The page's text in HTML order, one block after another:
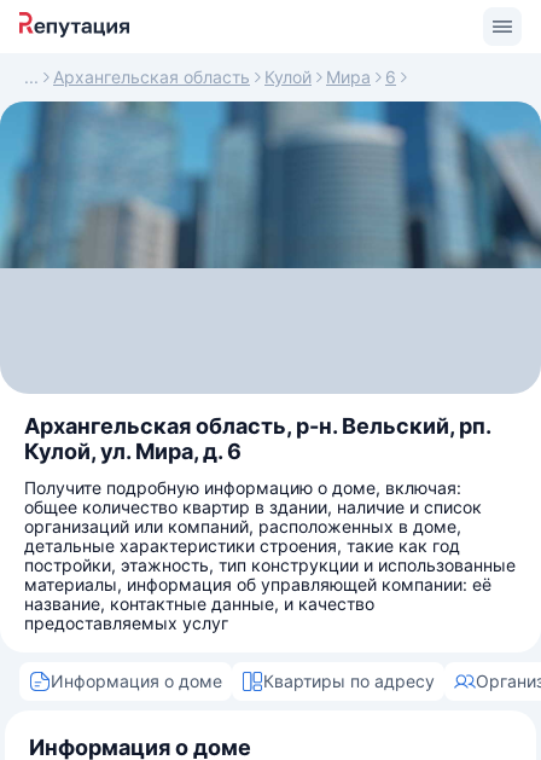
Архангельская область Кулой Мира 6
Архангельская область, р-н. Вельский, рп.
Кулой, ул. Мира, д. 6
Получите подробную информацию о доме, включая:
общее количество квартир в здании, наличие и список
организаций или компаний, расположенных в доме,
детальные характеристики строения, такие как год
постройки, этажность, тип конструкции и использованные
материалы, информация об управляющей компании: её
название, контактные данные, и качество
предоставляемых услуг
Информация о доме Квартиры по адресу
Информация о доме